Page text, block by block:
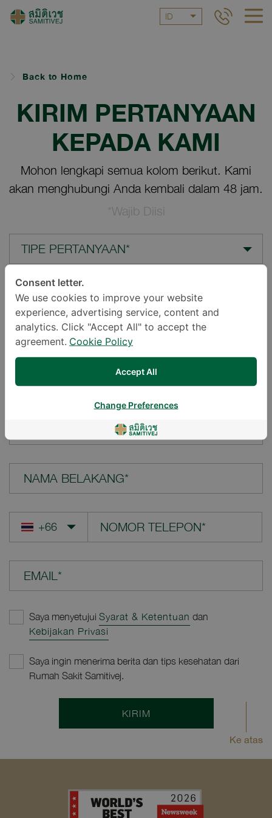
ID
Back to Home
KIRIM PERTANYAAN
KEPADA KAMI
Mohon lengkapi semua kolom berikut. Kami
akan menghubungi Anda kembali dalam 48 jam.
*Wajib Diisi
TIPE PERTANYAAN*
LOKASI*
PERTANYAAN ANDA*
NAMA BELAKANG*
EMAIL*
Saya menyetujui Syarat & Ketentuan dan
Kebijakan Privasi
Saya ingin menerima berita dan tips kesehatan dari
Rumah Sakit Samitivej.
KIRIM
Ke atas
Consent letter.
We use cookies to improve your website
experience, advertising service, content and
analytics. Click "Accept All" to accept the
agreement. Cookie Policy
Accept All
Change Preferences